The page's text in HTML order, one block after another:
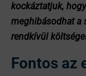
kockáztatjuk,
meghibásodhat a
rendkívül
Fontos az